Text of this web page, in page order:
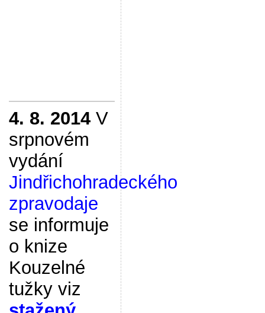
4. 8. 2014V
srpnovém
vydání
Jindřichohradeckého
zpravodaje
se informuje
o knize
Kouzelné
tužky viz